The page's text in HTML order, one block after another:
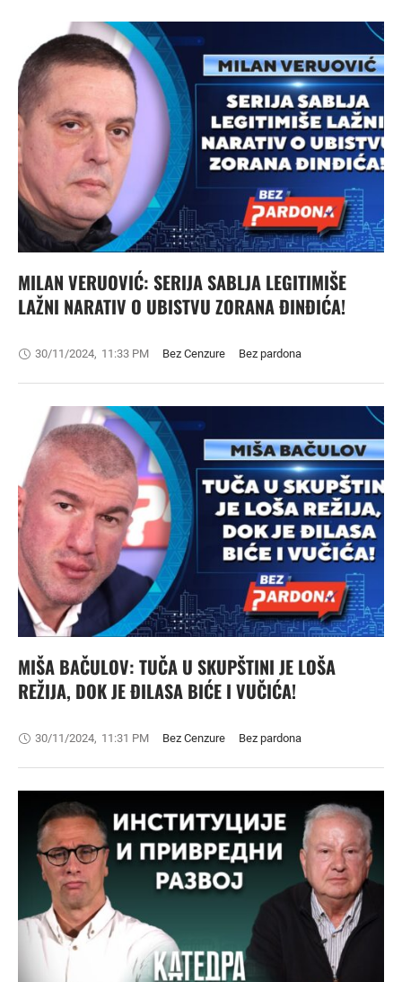
MILAN VERUOVIĆ: SERIJA SABLJA LEGITIMIŠE
LAŽNI NARATIV O UBISTVU ZORANA ĐINĐIĆA!
30/11/2024, 11:33 PM Bez Cenzure Bez pardona
MIŠA BAČULOV: TUČA U SKUPŠTINI JE LOŠA
REŽIJA, DOK JE ĐILASA BIĆE I VUČIĆA!
30/11/2024, 11:31 PM Bez Cenzure Bez pardona